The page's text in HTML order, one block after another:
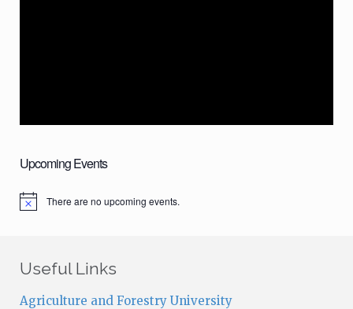
Upcoming Events
N
e
There are no upcoming events.
Useful Links
Agriculture and Forestry University